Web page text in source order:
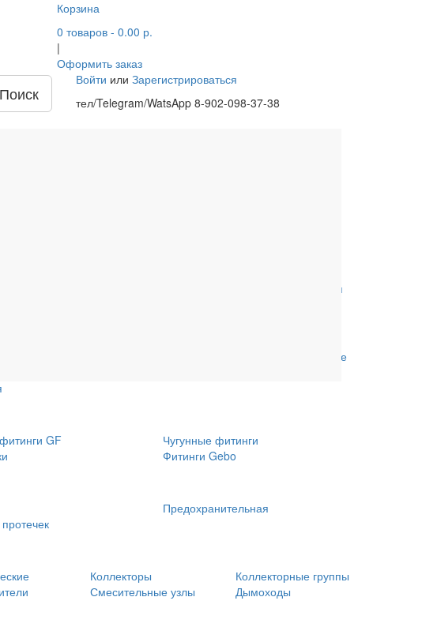
Корзина
0 товаров - 0.00 р.
|
Оформить заказ
Поиск
Войти илиЗарегистрироваться
тел/Telegram/WatsApp 8-902-098-37-38
к
Комплектующие для
Обсадные трубы и комплектующие
GF
Чугунные фитинги
Фитинги Gebo
Предохранительная
Коллекторы
Коллекторные группы
Смесительные узлы
Дымоходы